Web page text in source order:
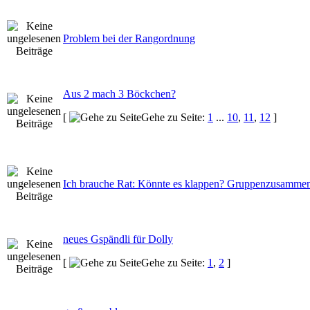
Problem bei der Rangordnung
Aus 2 mach 3 Böckchen?
[
Gehe zu Seite: 1 ... 10, 11 , 12 ]
Ich brauche Rat: Könnte es klappen?
neues Gspändli für Dolly
[
Gehe zu Seite: 1 , 2 ]